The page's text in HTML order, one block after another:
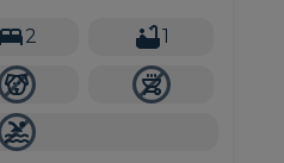
à chaque instant.
2 1